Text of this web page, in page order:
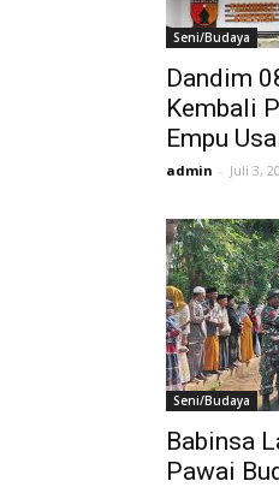
Seni/Budaya
Dandim
Kembali
Empu
admin - Juli 3,
Seni/Budaya
Babinsa
Pawai